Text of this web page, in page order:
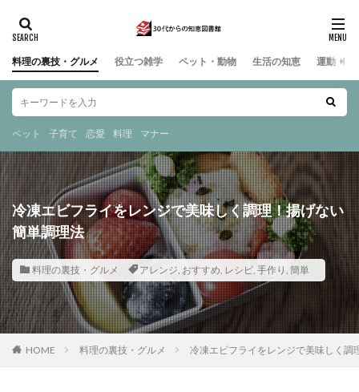
料理の裏技・グルメ 役立つ雑学 ペット・動物 生活の知恵 運動・ス
ペット 子育て 恋愛 料理 マナー
冷凍エビフライをレンジで美味しく調理！揚げない
簡単調理法
料理の裏技・グルメ アレンジ, おすすめ, レシピ, 手作り , 簡単
HOME 料理の裏技・グルメ 冷凍エビフライをレンジで美味しく調